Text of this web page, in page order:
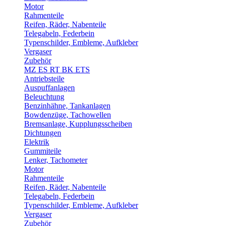
Motor
Rahmenteile
Reifen, Räder, Nabenteile
Telegabeln, Federbein
Typenschilder, Embleme, Aufkleber
Vergaser
Zubehör
MZ ES RT BK ETS
Antriebsteile
Auspuffanlagen
Beleuchtung
Benzinhähne, Tankanlagen
Bowdenzüge, Tachowellen
Bremsanlage, Kupplungsscheiben
Dichtungen
Elektrik
Gummiteile
Lenker, Tachometer
Motor
Rahmenteile
Reifen, Räder, Nabenteile
Telegabeln, Federbein
Typenschilder, Embleme, Aufkleber
Vergaser
Zubehör